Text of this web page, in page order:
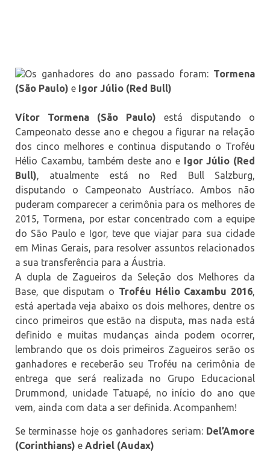
Os ganhadores do ano passado foram: Tormena
(São Paulo) e Igor Júlio (Red Bull)
Vítor Tormena (São Paulo) está disputando o
Campeonato desse ano e chegou a figurar na relação
dos cinco melhores e continua disputando o Troféu
Hélio Caxambu, também deste ano eIgor Júlio (Red
Bull), atualmente está no Red Bull Salzburg,
disputando o Campeonato Austríaco. Ambos não
puderam comparecer a cerimônia para os melhores de
2015, Tormena, por estar concentrado com a equipe
do São Paulo e Igor, teve que viajar para sua cidade
em Minas Gerais, para resolver assuntos relacionados
a sua transferência para a Áustria.
A dupla de Zagueiros da Seleção dos Melhores da
Base, que disputam o Troféu Hélio Caxambu 2016,
está apertada veja abaixo os dois melhores, dentre os
cinco primeiros que estão na disputa, mas nada está
definido e muitas mudanças ainda podem ocorrer,
lembrando que os dois primeiros Zagueiros serão os
ganhadores e receberão seu Troféu na cerimônia de
entrega que será realizada no Grupo Educacional
Drummond, unidade Tatuapé, no início do ano que
vem, ainda com data a ser definida. Acompanhem!
Se terminasse hoje os ganhadores seriam: Del’Amore
(Corinthians) e Adriel (Audax)